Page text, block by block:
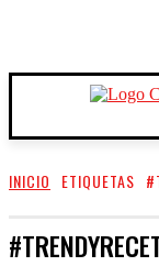
INICIO ETIQUETAS